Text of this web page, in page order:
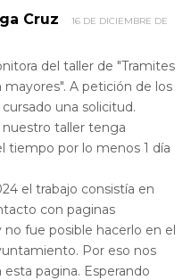
Cruz
16 DE DICIEMBRE DE
del taller de "Tramites
A petición de los
una solicitud.
taller tenga
tiempo por lo menos 1 día
el trabajo consistía en
con paginas
no fue posible hacerlo en el
Por eso nos
pagina. Esperando